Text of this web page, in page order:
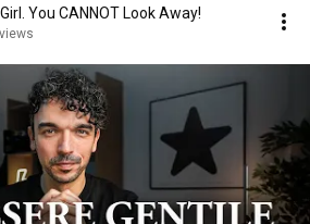
You CANNOT Look Away!